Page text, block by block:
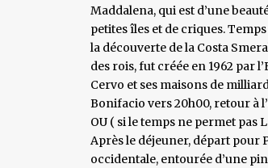
Maddalena, qui est d’une
petites îles et de criques.
la découverte de la Costa
des rois, fut créée en 1962 par
Cervo et ses maisons de
Bonifacio vers 20h00, retour à
OU ( si le temps ne permet pas
Après le déjeuner, départ pour
occidentale, entourée d’une